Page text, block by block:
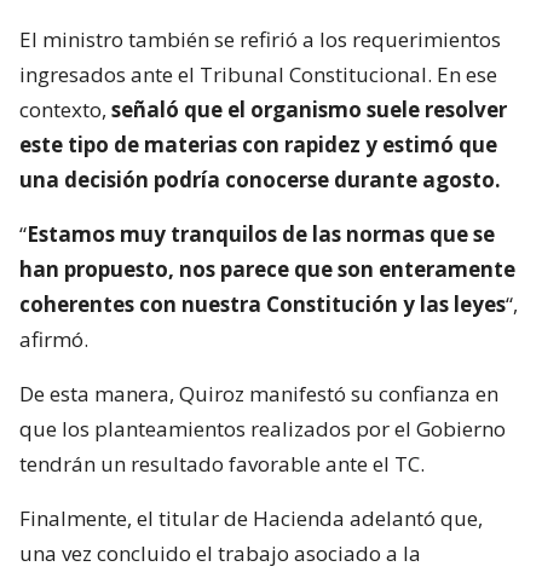
El ministro también se refirió a los requerimientos
ingresados ante el Tribunal Constitucional. En ese
contexto, señaló que el organismo suele resolver
este tipo de materias con rapidez y estimó que
una decisión podría conocerse durante agosto.
“Estamos muy tranquilos de las normas que se
han propuesto, nos parece que son enteramente
coherentes con nuestra Constitución y las leyes“,
afirmó.
De esta manera, Quiroz manifestó su confianza en
que los planteamientos realizados por el Gobierno
tendrán un resultado favorable ante el TC.
Finalmente, el titular de Hacienda adelantó que,
una vez concluido el trabajo asociado a la